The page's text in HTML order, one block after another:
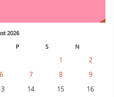
2026
P S N
1
2
6 7 8
9
14 15
16